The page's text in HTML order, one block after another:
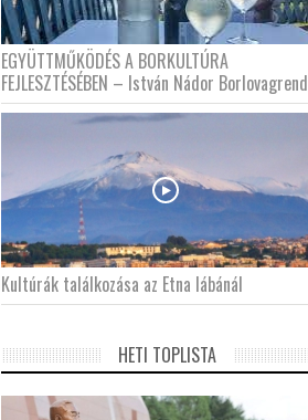
EGYÜTTMŰKÖDÉS A BORKULTÚRA
FEJLESZTÉSÉBEN – István Nádor Borlovagrend
Kultúrák találkozása az Etna lábánál
HETI TOPLISTA